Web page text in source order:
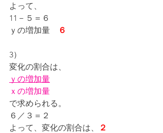
よって、
11－５＝６
ｙの増加量
６
3）
変化の割合は、
ｙの増加量
ｘの増加量
で求められる。
６／３＝２
よって、変化の割合は、
２